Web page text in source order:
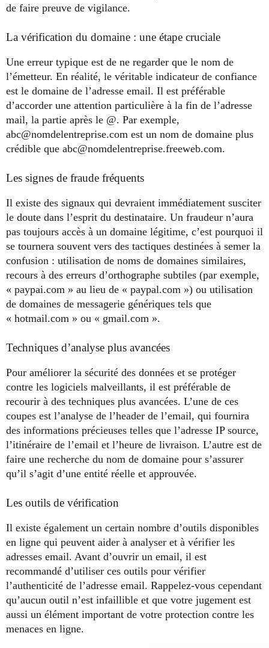
de faire preuve de vigilance.
La vérification du domaine : une étape cruciale
Une erreur typique est de ne regarder que le nom de
l’émetteur. En réalité, le véritable indicateur de confiance
est le domaine de l’adresse email. Il est préférable
d’accorder une attention particulière à la fin de l’adresse
mail, la partie après le @. Par exemple,
abc@nomdelentreprise.com est un nom de domaine plus
crédible que abc@nomdelentreprise.freeweb.com.
Les signes de fraude fréquents
Il existe des signaux qui devraient immédiatement susciter
le doute dans l’esprit du destinataire. Un fraudeur n’aura
pas toujours accès à un domaine légitime, c’est pourquoi il
se tournera souvent vers des tactiques destinées à semer la
confusion : utilisation de noms de domaines similaires,
recours à des erreurs d’orthographe subtiles (par exemple,
« paypai.com » au lieu de « paypal.com ») ou utilisation
de domaines de messagerie génériques tels que
« hotmail.com » ou « gmail.com ».
Techniques d’analyse plus avancées
Pour améliorer la sécurité des données et se protéger
contre les logiciels malveillants, il est préférable de
recourir à des techniques plus avancées. L’une de ces
coupes est l’analyse de l’header de l’email, qui fournira
des informations précieuses telles que l’adresse IP source,
l’itinéraire de l’email et l’heure de livraison. L’autre est de
faire une recherche du nom de domaine pour s’assurer
qu’il s’agit d’une entité réelle et approuvée.
Les outils de vérification
Il existe également un certain nombre d’outils disponibles
en ligne qui peuvent aider à analyser et à vérifier les
adresses email. Avant d’ouvrir un email, il est
recommandé d’utiliser ces outils pour vérifier
l’authenticité de l’adresse email. Rappelez-vous cependant
qu’aucun outil n’est infaillible et que votre jugement est
aussi un élément important de votre protection contre les
menaces en ligne.